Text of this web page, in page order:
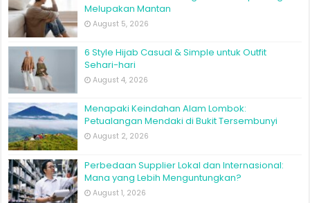
Melupakan Mantan
August 5, 2026
6 Style Hijab Casual & Simple untuk Outfit
Sehari-hari
August 4, 2026
Menapaki Keindahan Alam Lombok:
Petualangan Mendaki di Bukit Tersembunyi
August 2, 2026
Perbedaan Supplier Lokal dan Internasional:
Mana yang Lebih Menguntungkan?
August 1, 2026